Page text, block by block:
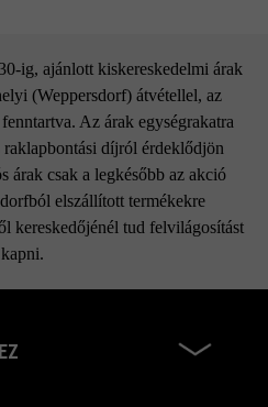
ig, ajánlott kiskereskedelmi árak
(Weppersdorf) átvétellel, az
Az árak egységrakatra
raklapbontási díjról érdeklődjön
árak csak a legkésőbb az akció
elszállított termékekre
kereskedőjénél tud felvilágosítást
kapni.